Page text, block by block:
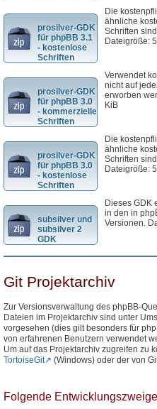
prosilver-GDK
für phpBB 3.1
- kostenlose
Schriften
Die
ähnliche
Schriften
Dateigröße:
prosilver-GDK
für phpBB 3.0
- kommerzielle
Schriften
Verwendet
nicht auf
erworben
KiB
prosilver-GDK
für phpBB 3.0
- kostenlose
Schriften
Die
ähnliche
Schriften
Dateigröße:
subsilver und
subsilver 2
GDK
Dieses GDK
in den in
Versionen.
Git Projektarchiv
Zur Versionsverwaltung des phpBB-
Dateien im Projektarchiv sind unter
vorgesehen (dies gilt besonders für
von erfahrenen Benutzern verwendet
Um auf das Projektarchiv zugreifen zu
TortoiseGit
(Windows) oder der von
Folgende